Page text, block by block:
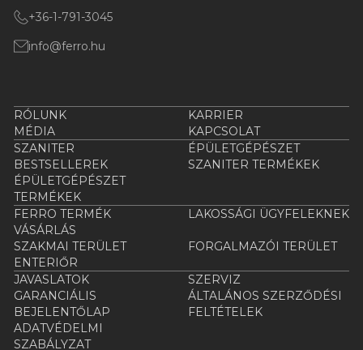
+36-1-791-3045
info@ferro.hu
RÓLUNK
KARRIER
MÉDIA
KAPCSOLAT
SZANITER
ÉPÜLETGÉPÉSZET
BESTSELLEREK
SZANITER TERMÉKEK
ÉPÜLETGÉPÉSZET
TERMÉKEK
FERRO TERMÉK
VÁSÁRLÁS
LAKOSSÁGI ÜGYFELEKNEK
SZAKMAI TERÜLET
FORGALMAZÓI TERÜLET
ENTERIŐR
JAVASLATOK
SZERVIZ
GARANCIÁLIS
BEJELENTŐLAP
ÁLTALÁNOS SZERZŐDÉSI
FELTÉTELEK
ADATVÉDELMI
SZABÁLYZAT